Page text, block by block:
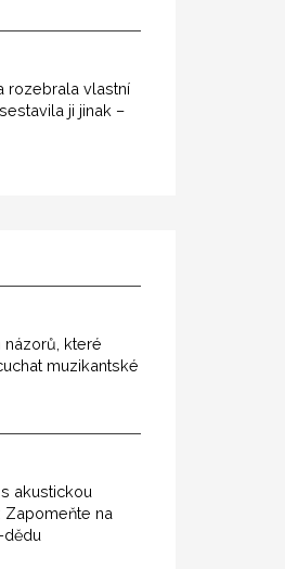
rozebrala vlastní
ji jinak –
názorů, které
muzikantské
akustickou
Zapomeňte na
dědu